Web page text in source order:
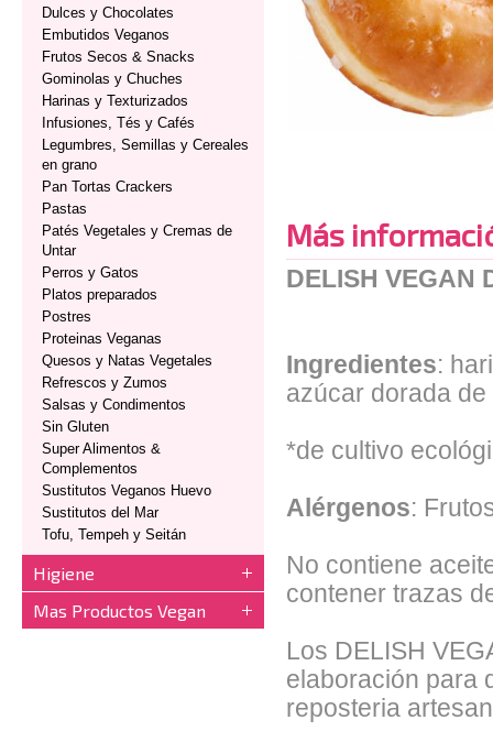
Dulces y Chocolates
Embutidos Veganos
Frutos Secos & Snacks
Gominolas y Chuches
Harinas y Texturizados
Infusiones, Tés y Cafés
Legumbres, Semillas y Cereales
en grano
Pan Tortas Crackers
Pastas
Patés Vegetales y Cremas de
Untar
Perros y Gatos
Platos preparados
Postres
Proteinas Veganas
Quesos y Natas Vegetales
Refrescos y Zumos
Salsas y Condimentos
Sin Gluten
Super Alimentos &
Complementos
Sustitutos Veganos Huevo
Sustitutos del Mar
Tofu, Tempeh y Seitán
Higiene
Mas Productos Vegan
Más
DELISH VEGAN
Ingredientes:
azúcar dorada
*de cultivo
Alérgenos:
No contiene
contener trazas
Los DELISH
elaboración para
reposteria